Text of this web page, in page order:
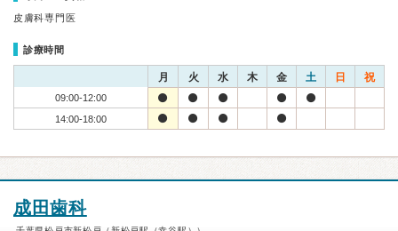
皮膚科専門医
診療時間
月 火 水 木 金 土 日 祝
09:00-12:00
14:00-18:00
成田歯科